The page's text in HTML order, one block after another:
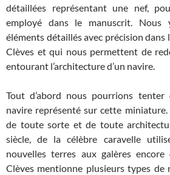
détaillées représentant une nef,
employé dans le manuscrit. Nous
éléments détaillés avec précision dans
Clèves et qui nous permettent de
entourant l’architecture d’un navire.
Tout d’abord nous pourrions
navire représenté sur cette
de toute sorte et de toute
siècle, de la célèbre caravelle
nouvelles terres aux galères
Clèves mentionne plusieurs types de